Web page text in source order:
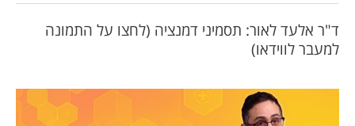
ד"ר אלעד לאור: תסמיני דמנציה (לחצו על התמונה
למעבר לווידאו)